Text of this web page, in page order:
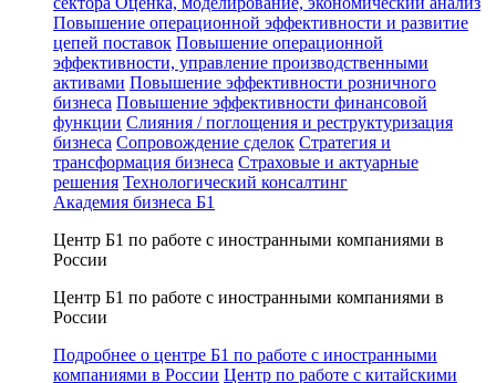
Повышение операционной эффективности и развитие
цепей поставок Повышение операционной
эффективности, управление производственными
активами Повышение эффективности розничного
бизнеса Повышение эффективности финансовой
функции Слияния / поглощения и реструктуризация
бизнеса Сопровождение сделок Стратегия и
трансформация бизнеса Страховые и актуарные
решения Технологический консалтинг
Академия бизнеса Б1
Центр Б1 по работе с иностранными компаниями в
России
Центр Б1 по работе с иностранными компаниями в
России
Подробнее о центре Б1 по работе с иностранными
компаниями в России Центр по работе с китайскими